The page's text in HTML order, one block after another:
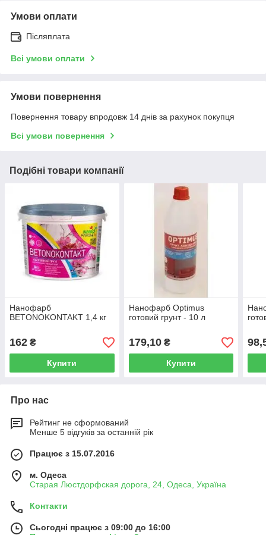
Умови оплати
Післяплата
Всі умови оплати
Умови повернення
Повернення товару впродовж 14 днів за рахунок покупця
Всі умови повернення
Подібні товари компанії
Нанофарб
BETONOKONTAKT 1,4 кг
162 ₴
Купити
Нанофарб Optimus
готовий грунт - 10 л
179,10₴
Купити
Про нас
Рейтинг не сформований
Менше 5 відгуків за останній рік
Працює з 15.07.2016
м. Одеса
Старая Люстдорфская дорога, 24, Одеса, Україна
Контакти
Сьогодні працює з 09:00 до 16:00